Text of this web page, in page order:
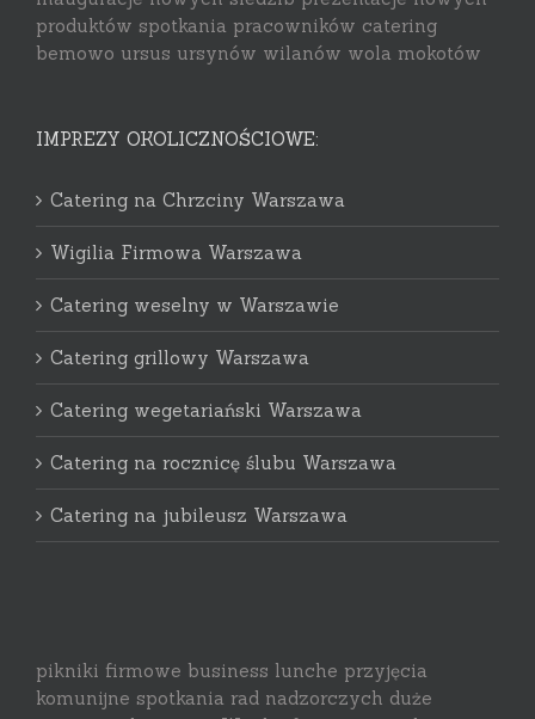
produktów spotkania pracowników catering
bemowo ursus ursynów wilanów wola mokotów
IMPREZY OKOLICZNOŚCIOWE:
Catering na Chrzciny Warszawa
Wigilia Firmowa Warszawa
Catering weselny w Warszawie
Catering grillowy Warszawa
Catering wegetariański Warszawa
Catering na rocznicę ślubu Warszawa
Catering na jubileusz Warszawa
pikniki firmowe business lunche przyjęcia
komunijne spotkania rad nadzorczych duże